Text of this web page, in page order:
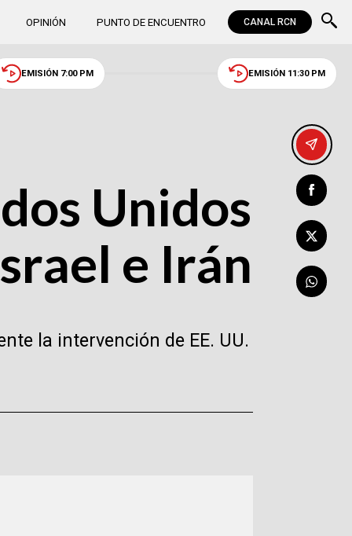
OPINIÓN PUNTO DE ENCUENTRO CANAL RCN
EMISIÓN 7:00 PM EMISIÓN 11:30 PM
Unidos
e Irán
la intervención de EE. UU.